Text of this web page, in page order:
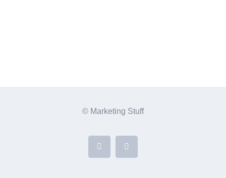
© Marketing Stuff
FacebookInstagram